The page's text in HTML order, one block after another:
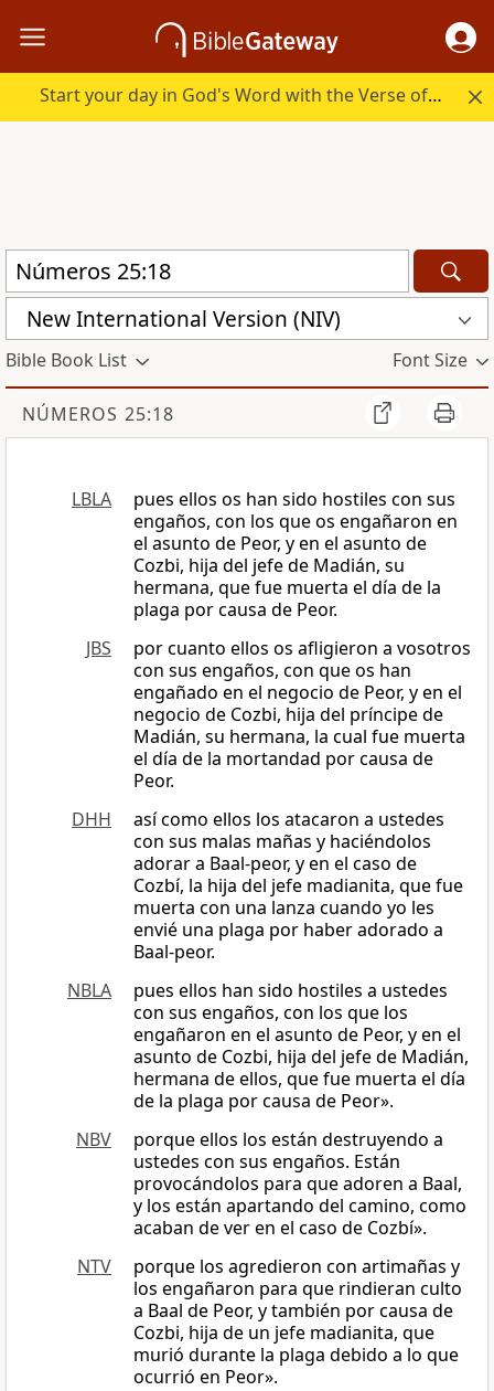
Start your day in God's Word with the Verse of the Day.
New International Version (NIV)
Bible Book List Font Size
NÚMEROS 25:18
LBLA
pues ellos os han sido hostiles con sus
engaños, con los que os engañaron en
el asunto de Peor, y en el asunto de
Cozbi, hija del jefe de Madián, su
hermana, que fue muerta el día de la
plaga por causa de Peor.
JBS
por cuanto ellos os afligieron a vosotros
con sus engaños, con que os han
engañado en el negocio de Peor, y en el
negocio de Cozbi, hija del príncipe de
Madián, su hermana, la cual fue muerta
el día de la mortandad por causa de
Peor.
DHH
así como ellos los atacaron a ustedes
con sus malas mañas y haciéndolos
adorar a Baal-peor, y en el caso de
Cozbí, la hija del jefe madianita, que fue
muerta con una lanza cuando yo les
envié una plaga por haber adorado a
Baal-peor.
NBLA
pues ellos han sido hostiles a ustedes
con sus engaños, con los que los
engañaron en el asunto de Peor, y en el
asunto de Cozbi, hija del jefe de Madián,
hermana de ellos, que fue muerta el día
de la plaga por causa de Peor».
NBV
porque ellos los están destruyendo a
ustedes con sus engaños. Están
provocándolos para que adoren a Baal,
y los están apartando del camino, como
acaban de ver en el caso de Cozbí».
NTV
porque los agredieron con artimañas y
los engañaron para que rindieran culto
a Baal de Peor, y también por causa de
Cozbi, hija de un jefe madianita, que
murió durante la plaga debido a lo que
ocurrió en Peor».